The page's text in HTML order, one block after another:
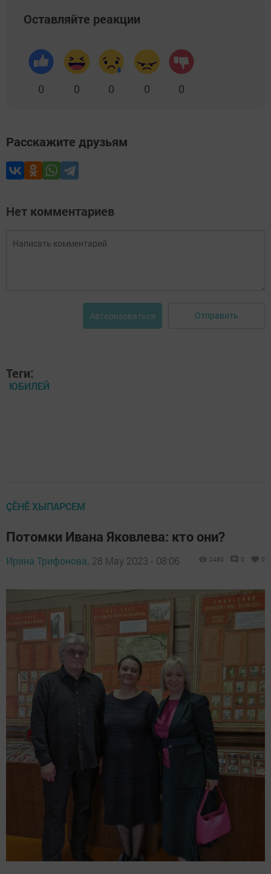
Оставляйте реакции
0 0 0 0 0
Расскажите друзьям
Нет комментариев
Авторизоваться Отправить
Теги:
ЮБИЛЕЙ
ÇӖНӖ ХЫПАРСЕМ
Потомки Ивана Яковлева: кто они?
Ирина Трифонова, 28 May 2023 - 08:06 2460 0 0